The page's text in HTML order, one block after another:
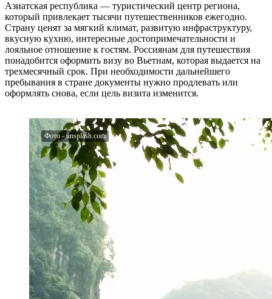
Азиатская республика — туристический центр региона,
который привлекает тысячи путешественников ежегодно.
Страну ценят за мягкий климат, развитую инфраструктуру,
вкусную кухню, интересные достопримечательности и
лояльное отношение к гостям. Россиянам для путешествия
понадобится оформить визу во Вьетнам, которая выдается на
трехмесячный срок. При необходимости дальнейшего
пребывания в стране документы нужно продлевать или
оформлять снова, если цель визита изменится.